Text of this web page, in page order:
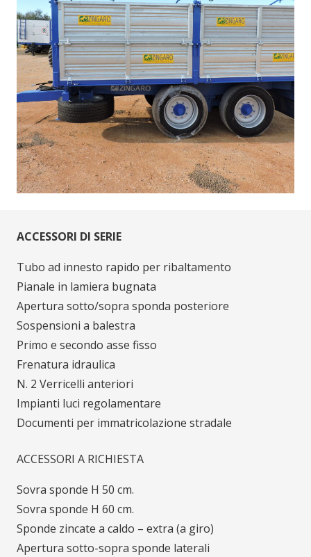
ACCESSORI DI SERIE
Tubo ad innesto rapido per ribaltamento
Pianale in lamiera bugnata
Apertura sotto/sopra sponda posteriore
Sospensioni a balestra
Primo e secondo asse fisso
Frenatura idraulica
N. 2 Verricelli anteriori
Impianti luci regolamentare
Documenti per immatricolazione stradale
ACCESSORI A RICHIESTA
Sovra sponde H 50 cm.
Sovra sponde H 60 cm.
Sponde zincate a caldo – extra (a giro)
Apertura sotto-sopra sponde laterali